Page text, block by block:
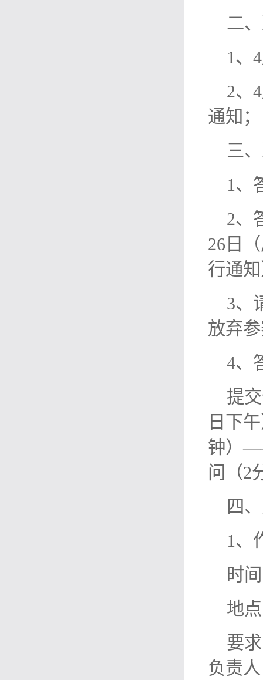
二
1、
2、
通知；
三
1、
2、
26日
行通
3、
放弃
4、
提
日下
钟）
问（2
四
1、
时
地
要
负责